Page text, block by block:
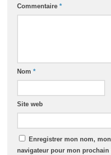
Commentaire *
Nom *
Site web
Enregistrer mon nom,
navigateur pour mon prochain